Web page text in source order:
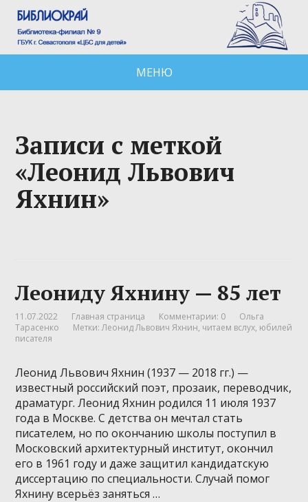
МЕНЮ
Записи с меткой
«Леонид Львович
Яхнин»
Леониду Яхнину — 85 лет
11.07.2022 Главная страница Комментарии: 0
Ольга
Тарасенко
Метки:Леонид Львович Яхнин, читаем вслух, юбилей
писателя
Леонид Львович Яхнин (1937 — 2018 гг.) —
известный российский поэт, прозаик, переводчик,
драматург. Леонид Яхнин родился 11 июля 1937
года в Москве. С детства он мечтал стать
писателем, но по окончанию школы поступил в
Московский архитектурный институт, окончил
его в 1961 году и даже защитил кандидатскую
диссертацию по специальности. Случай помог
Яхнину всерьёз заняться …